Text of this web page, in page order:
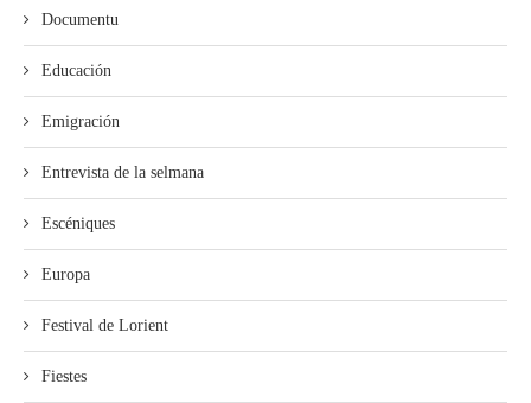
Documentu
Educación
Emigración
Entrevista de la selmana
Escéniques
Europa
Festival de Lorient
Fiestes